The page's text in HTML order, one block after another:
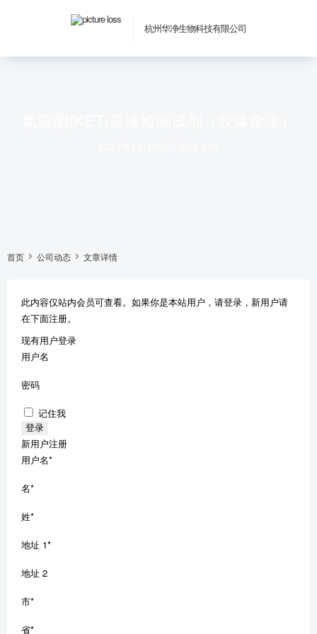
杭州华净生物科技有限公司
首页 公司动态 文章详情
此内容仅站内会员可查看。如果你是本站用户，请登录，新用户请
在下面注册。
现有用户登录
用户名
密码
记住我
新用户注册
用户名*
名*
姓*
地址 1*
地址 2
市*
省*